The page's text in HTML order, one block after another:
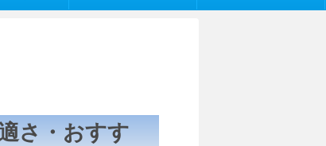
さ・おすす